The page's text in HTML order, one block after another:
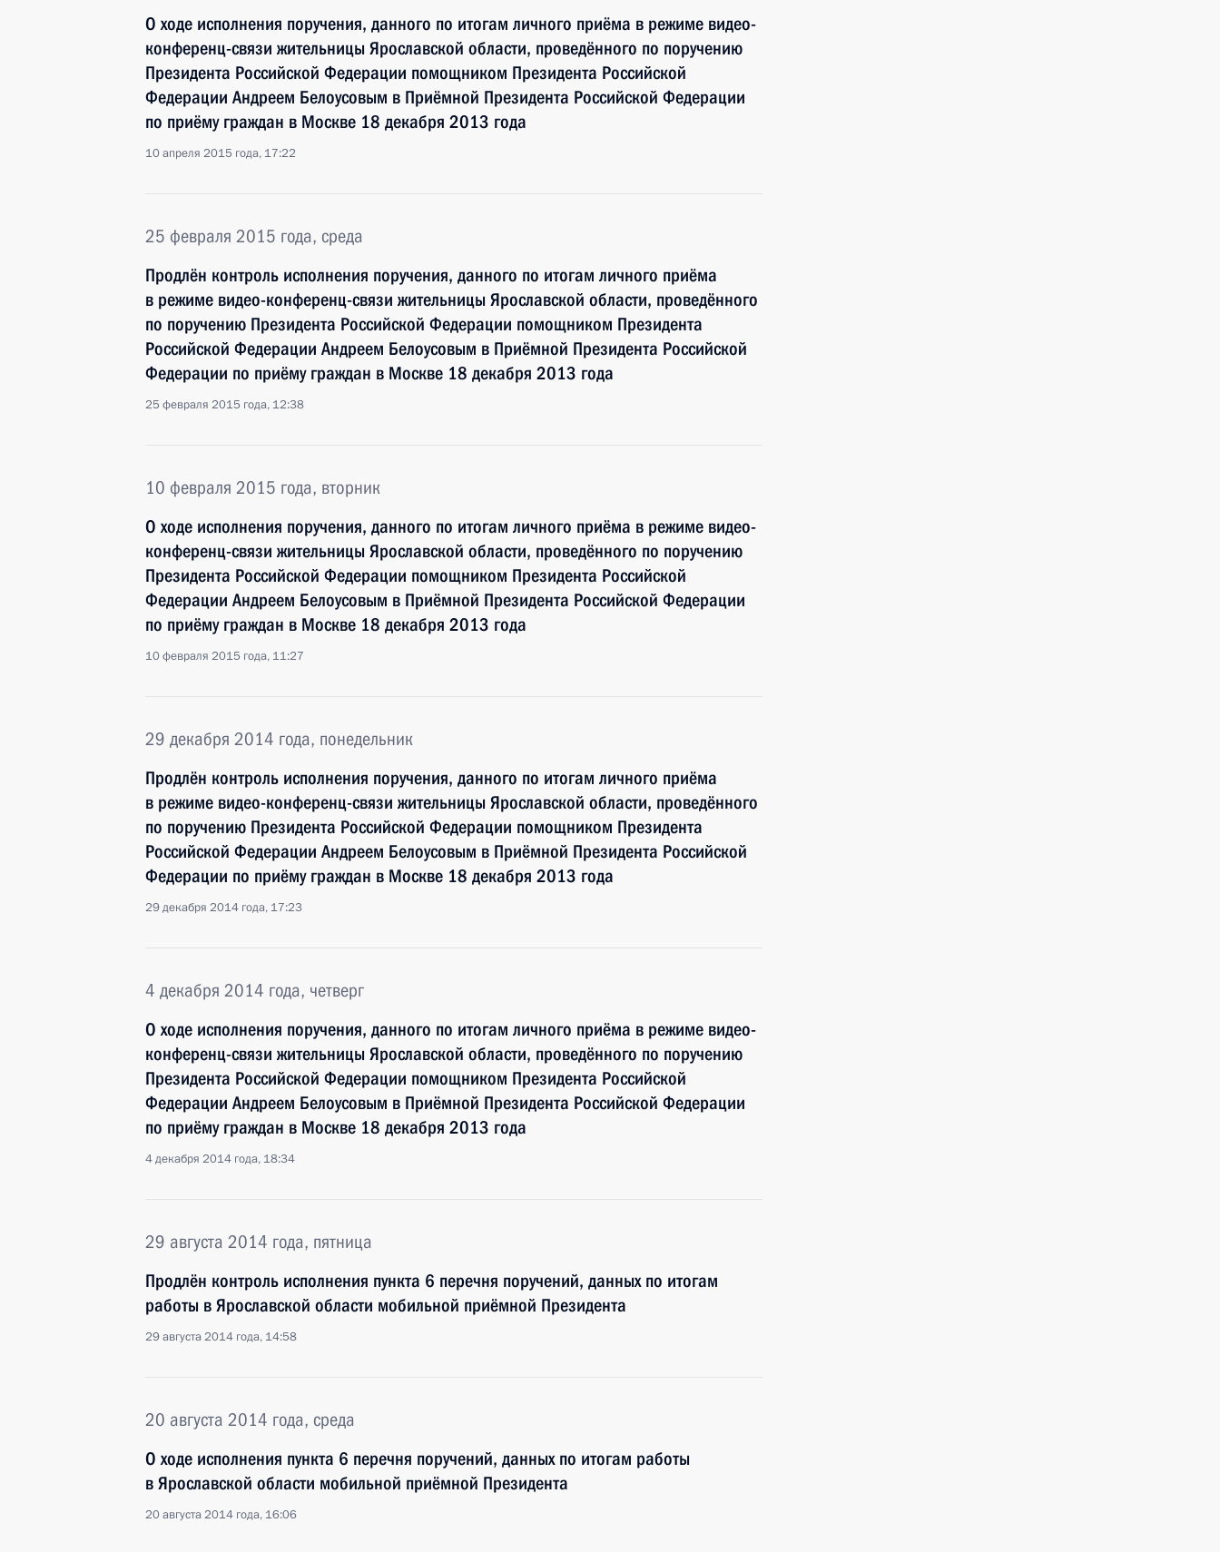
О ходе исполнения поручения, данного по итогам личного приёма в режиме видео-
конференц-связи жительницы Ярославской области, проведённого по поручению
Президента Российской Федерации помощником Президента Российской
Федерации Андреем Белоусовым в Приёмной Президента Российской Федерации
по приёму граждан в Москве 18 декабря 2013 года
10 апреля 2015 года, 17:22
25 февраля 2015 года, среда
Продлён контроль исполнения поручения, данного по итогам личного приёма
в режиме видео-конференц-связи жительницы Ярославской области, проведённого
по поручению Президента Российской Федерации помощником Президента
Российской Федерации Андреем Белоусовым в Приёмной Президента Российской
Федерации по приёму граждан в Москве 18 декабря 2013 года
25 февраля 2015 года, 12:38
10 февраля 2015 года, вторник
О ходе исполнения поручения, данного по итогам личного приёма в режиме видео-
конференц-связи жительницы Ярославской области, проведённого по поручению
Президента Российской Федерации помощником Президента Российской
Федерации Андреем Белоусовым в Приёмной Президента Российской Федерации
по приёму граждан в Москве 18 декабря 2013 года
10 февраля 2015 года, 11:27
29 декабря 2014 года, понедельник
Продлён контроль исполнения поручения, данного по итогам личного приёма
в режиме видео-конференц-связи жительницы Ярославской области, проведённого
по поручению Президента Российской Федерации помощником Президента
Российской Федерации Андреем Белоусовым в Приёмной Президента Российской
Федерации по приёму граждан в Москве 18 декабря 2013 года
29 декабря 2014 года, 17:23
4 декабря 2014 года, четверг
О ходе исполнения поручения, данного по итогам личного приёма в режиме видео-
конференц-связи жительницы Ярославской области, проведённого по поручению
Президента Российской Федерации помощником Президента Российской
Федерации Андреем Белоусовым в Приёмной Президента Российской Федерации
по приёму граждан в Москве 18 декабря 2013 года
4 декабря 2014 года, 18:34
29 августа 2014 года, пятница
Продлён контроль исполнения пункта 6 перечня поручений, данных по итогам
работы в Ярославской области мобильной приёмной Президента
29 августа 2014 года, 14:58
20 августа 2014 года, среда
О ходе исполнения пункта 6 перечня поручений, данных по итогам работы
в Ярославской области мобильной приёмной Президента
20 августа 2014 года, 16:06